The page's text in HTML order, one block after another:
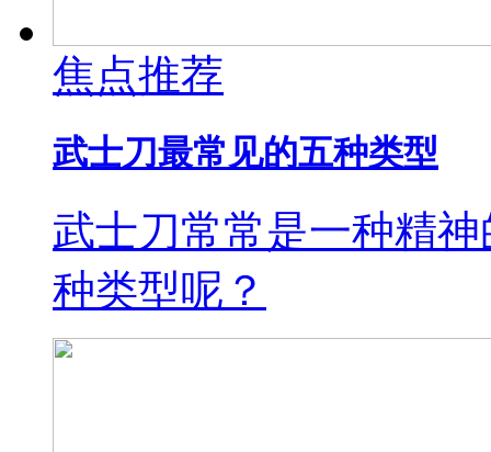
焦点推荐
武士刀最常见的五种类型
武士刀常常是一种精
种类型呢？